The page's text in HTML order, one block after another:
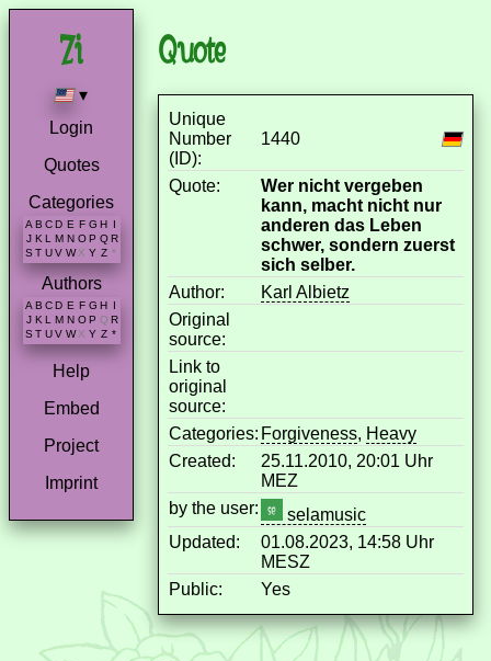
▾
Login
Quotes
Categories
A B C D E F G H I
J K L M N O P Q R
S T U V W X Y Z *
Authors
A B C D E F G H
J K L M N O P Q R
S T U V W X Y Z *
Help
Embed
Project
Imprint
Quote
Unique
Number
(ID):
1440
Quote:
Wer nicht vergeben
kann, macht nicht nur
anderen das Leben
schwer, sondern zuerst
sich selber.
Author:
Karl Albietz
Original
source:
Link to
original
source:
Categories: Forgiveness, Heavy
Created:
25.11.2010, 20:01 Uhr
MEZ
by the user:
selamusic
Updated:
01.08.2023, 14:58 Uhr
MESZ
Public:
Yes